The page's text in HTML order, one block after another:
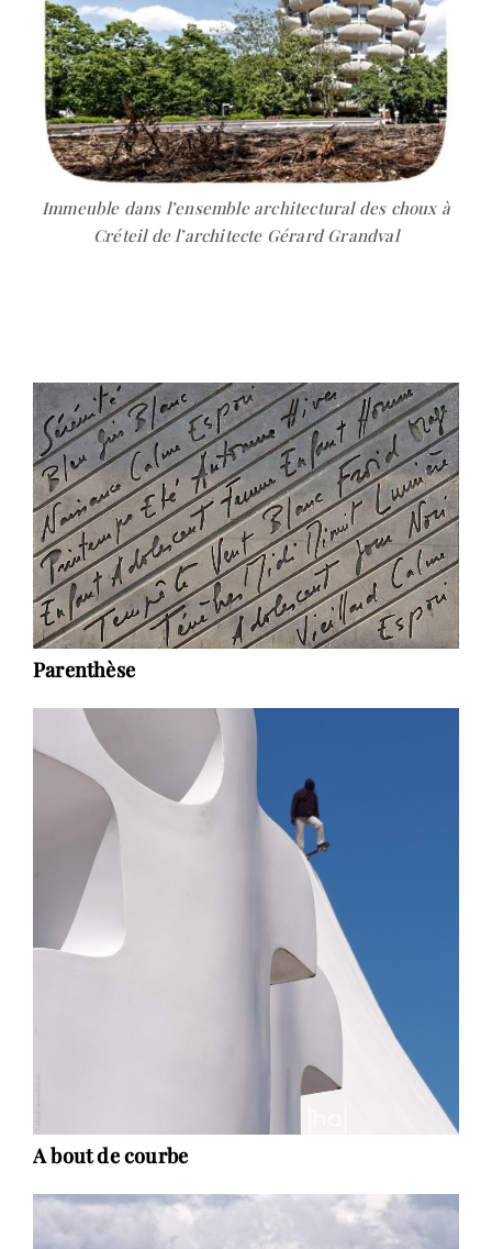
Immeuble dans l’ensemble architectural des choux à
Créteil de l’architecte Gérard Grandval
Parenthèse
A bout de courbe